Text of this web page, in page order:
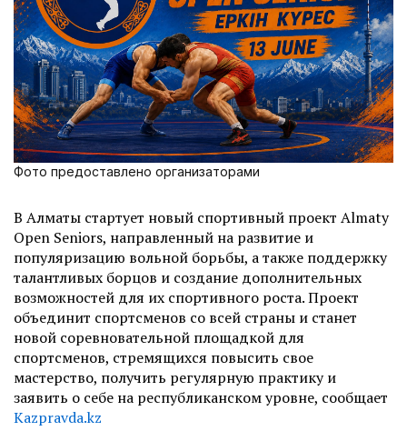
Фото предоставлено организаторами
В Алматы стартует новый спортивный проект Almaty
Open Seniors, направленный на развитие и
популяризацию вольной борьбы, а также поддержку
талантливых борцов и создание дополнительных
возможностей для их спортивного роста. Проект
объединит спортсменов со всей страны и станет
новой соревновательной площадкой для
спортсменов, стремящихся повысить свое
мастерство, получить регулярную практику и
заявить о себе на республиканском уровне, сообщает
Kazpravda.kz